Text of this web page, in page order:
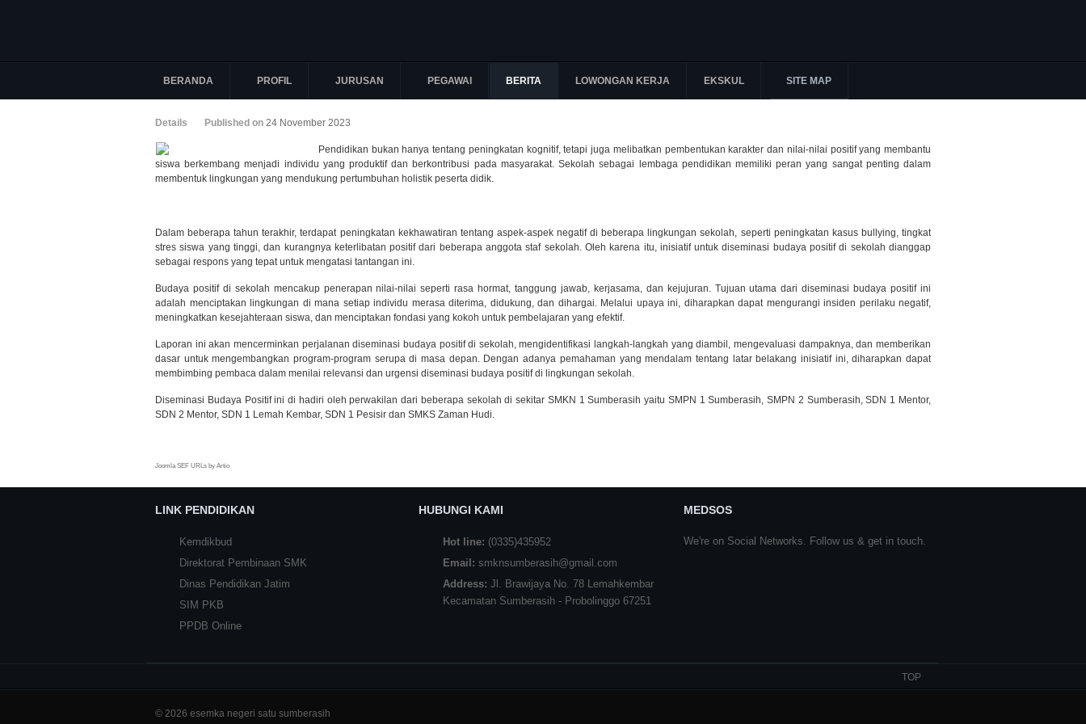
BERANDA PROFIL JURUSAN PEGAWAI BERITA LOWONGAN KERJA EKSKUL SITE MAP
Details Published on 24 November 2023
Pendidikan bukan hanya tentang peningkatan kognitif, tetapi juga melibatkan pembentukan karakter dan nilai-nilai positif yang membantu
siswa berkembang menjadi individu yang produktif dan berkontribusi pada masyarakat. Sekolah sebagai lembaga pendidikan memiliki peran yang sangat penting dalam
membentuk lingkungan yang mendukung pertumbuhan holistik peserta didik.
Dalam beberapa tahun terakhir, terdapat peningkatan kekhawatiran tentang aspek-aspek negatif di beberapa lingkungan sekolah, seperti peningkatan kasus bullying, tingkat
stres siswa yang tinggi, dan kurangnya keterlibatan positif dari beberapa anggota staf sekolah. Oleh karena itu, inisiatif untuk diseminasi budaya positif di sekolah dianggap
sebagai respons yang tepat untuk mengatasi tantangan ini.
Budaya positif di sekolah mencakup penerapan nilai-nilai seperti rasa hormat, tanggung jawab, kerjasama, dan kejujuran. Tujuan utama dari diseminasi budaya positif ini
adalah menciptakan lingkungan di mana setiap individu merasa diterima, didukung, dan dihargai. Melalui upaya ini, diharapkan dapat mengurangi insiden perilaku negatif,
meningkatkan kesejahteraan siswa, dan menciptakan fondasi yang kokoh untuk pembelajaran yang efektif.
Laporan ini akan mencerminkan perjalanan diseminasi budaya positif di sekolah, mengidentifikasi langkah-langkah yang diambil, mengevaluasi dampaknya, dan memberikan
dasar untuk mengembangkan program-program serupa di masa depan. Dengan adanya pemahaman yang mendalam tentang latar belakang inisiatif ini, diharapkan dapat
membimbing pembaca dalam menilai relevansi dan urgensi diseminasi budaya positif di lingkungan sekolah.
Diseminasi Budaya Positif ini di hadiri oleh perwakilan dari beberapa sekolah di sekitar SMKN 1 Sumberasih yaitu SMPN 1 Sumberasih, SMPN 2 Sumberasih, SDN 1 Mentor,
SDN 2 Mentor, SDN 1 Lemah Kembar, SDN 1 Pesisir dan SMKS Zaman Hudi.
Joomla SEF URLs by Artio
LINK PENDIDIKAN
Kemdikbud
Direktorat Pembinaan SMK
Dinas Pendidikan Jatim
SIM PKB
PPDB Online
HUBUNGI KAMI
Hot line: (0335)435952
Email:smknsumberasih@gmail.com
Address:Jl. Brawijaya No. 78 Lemahkembar
Kecamatan Sumberasih - Probolinggo 67251
MEDSOS
We're on Social Networks. Follow us & get in touch.
TOP
© 2026 esemka negeri satu sumberasih